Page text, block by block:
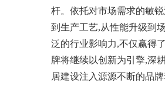
杆。依托对市场需求的敏
到生产工艺,从性能升级到
泛的行业影响力,不仅赢得
牌将继续以创新为引擎,深
居建设注入源源不断的品牌